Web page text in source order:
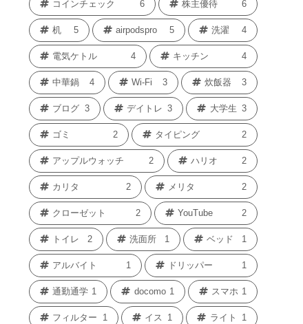
コインチェック 6 株主優待 6
机 5 airpodspro 5 洗濯 4
電気ケトル 4 キッチン 4
中華鍋 4 Wi-Fi 3 炊飯器 3
ブログ 3 デイトレ 3 大学生 3
ゴミ 2 タイピング 2
アップルウォッチ 2 ハリオ 2
カリタ 2 メリタ 2
クローゼット 2 YouTube 2
トイレ 2 洗面所 1 ベッド 1
アルバイト 1 ドリッパー 1
通勤通学 1 docomo 1 スマホ 1
フィルター 1 イス 1 ライト 1